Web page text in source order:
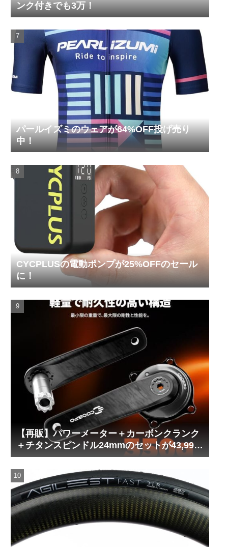
ンク付きでも3万！
パールイズミのウェアが64%OFF投げ売り
中！
CYCPLUSの電動ポンプが25%OFFのセール
に！
【再販】パワーメーター＋カーボンクランク
＋チタンスピンドル24mmのセットが43,999
円！